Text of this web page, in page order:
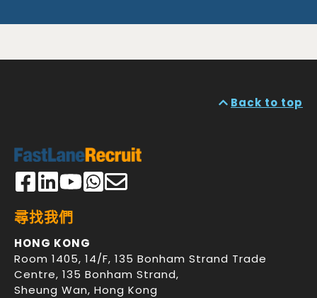
Back to top
尋找我們
HONG KONG
Room 1405, 14/F, 135 Bonham Strand Trade
Centre, 135 Bonham Strand,
Sheung Wan, Hong Kong